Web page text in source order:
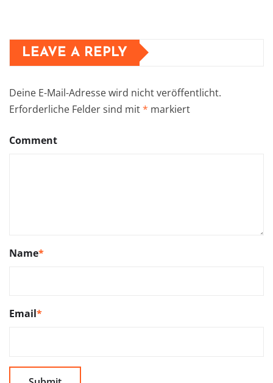
LEAVE A REPLY
Deine E-Mail-Adresse wird nicht veröffentlicht.
Erforderliche Felder sind mit* markiert
Comment
Name*
Email*